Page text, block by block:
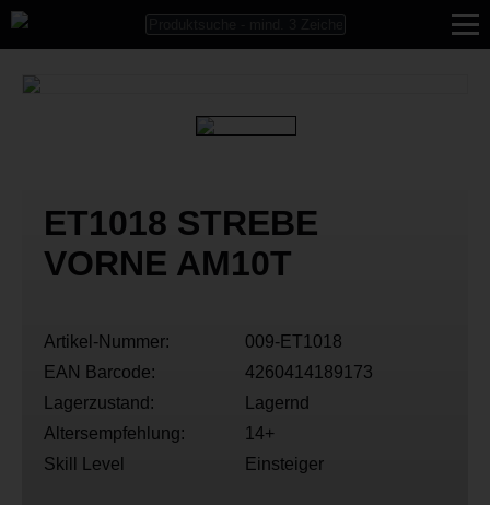
ET1018 STREBE
VORNE AM10T
Artikel-Nummer:
009-ET1018
EAN Barcode:
4260414189173
Lagerzustand:
Lagernd
Altersempfehlung:
14+
Skill Level
Einsteiger